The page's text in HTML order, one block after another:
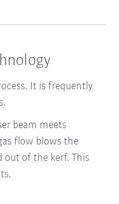
It is frequently
beam meets
flow blows the
out of the kerf.This